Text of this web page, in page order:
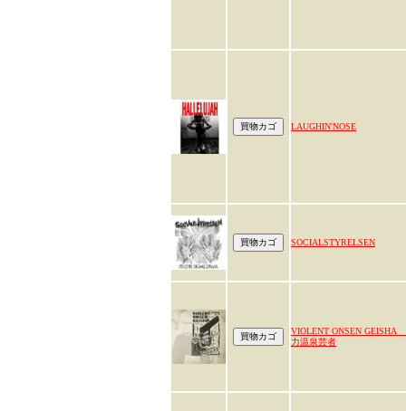
LAUGHIN'NOSE
SOCIALSTYRELSEN
VIOLENT ONSEN
力温泉芸者